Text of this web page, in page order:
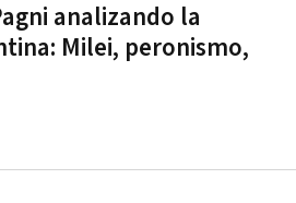
analizando la
Milei, peronismo,